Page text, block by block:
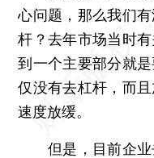
心问题，那么我们
杆？去年市场当时
到一个主要部分就
仅没有去杠杆，而
速度放缓。
但是，目前企业